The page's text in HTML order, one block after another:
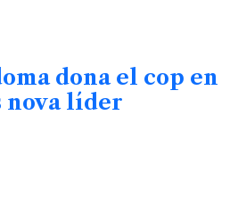
dona el cop en
nova líder